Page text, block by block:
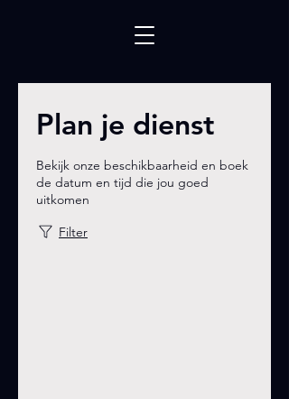
Plan je dienst
Bekijk onze beschikbaarheid en boek
de datum en tijd die jou goed
uitkomen
Filter